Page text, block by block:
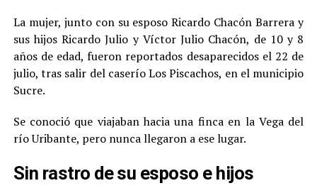
La mujer, junto con su esposo Ricardo Chacón Barrera y
sus hijos Ricardo Julio y Víctor Julio Chacón, de 10 y 8
años de edad, fueron reportados desaparecidos el 22 de
julio, tras salir del caserío Los Piscachos, en el municipio
Sucre.
Se conoció que viajaban hacia una finca en la Vega del
río Uribante, pero nunca llegaron a ese lugar.
Sin rastro de su esposo e hijos